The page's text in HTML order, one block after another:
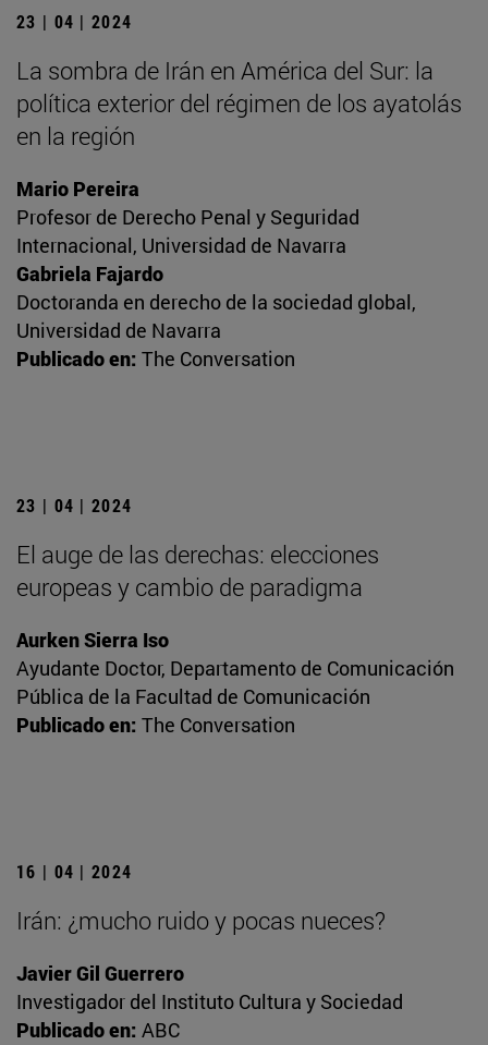
23 | 04 | 2024
La sombra de Irán en América del Sur: la
política exterior del régimen de los ayatolás
en la región
Mario Pereira
Profesor de Derecho Penal y Seguridad
Internacional, Universidad de Navarra
Gabriela Fajardo
Doctoranda en derecho de la sociedad global,
Universidad de Navarra
Publicado en: The Conversation
23 | 04 | 2024
El auge de las derechas: elecciones
europeas y cambio de paradigma
Aurken Sierra Iso
Ayudante Doctor, Departamento de Comunicación
Pública de la Facultad de Comunicación
Publicado en: The Conversation
16 | 04 | 2024
Irán: ¿mucho ruido y pocas nueces?
Javier Gil Guerrero
Investigador del Instituto Cultura y Sociedad
Publicado en: ABC